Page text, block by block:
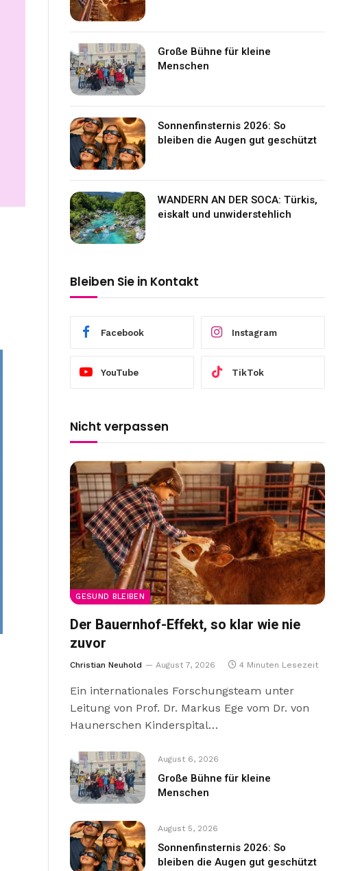
Große Bühne für kleine
Menschen
Sonnenfinsternis 2026: So
bleiben die Augen gut geschützt
WANDERN AN DER SOCA: Türkis,
eiskalt und unwiderstehlich
Bleiben Sie in Kontakt
Facebook Instagram
YouTube TikTok
Nicht verpassen
GESUND BLEIBEN
Der Bauernhof-Effekt, so klar wie nie
zuvor
Christian Neuhold August 7, 2026 4 Minuten Lesezeit
Ein internationales Forschungsteam unter
Leitung von Prof. Dr. Markus Ege vom Dr. von
Haunerschen Kinderspital…
August 6, 2026
Große Bühne für kleine
Menschen
August 5, 2026
Sonnenfinsternis 2026: So
bleiben die Augen gut geschützt